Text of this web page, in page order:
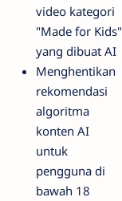
video kategori
"Made for Kids"
yang dibuat AI
Menghentikan
rekomendasi
algoritma
konten AI
untuk
pengguna di
bawah 18